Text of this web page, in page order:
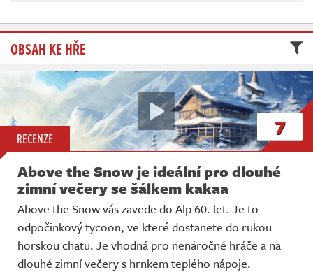
OBSAH KE HŘE
RECENZE 7
Above the Snow je ideální pro dlouhé
zimní večery se šálkem kakaa
Above the Snow vás zavede do Alp 60. let. Je to
odpočinkový tycoon, ve které dostanete do rukou
horskou chatu. Je vhodná pro nenáročné hráče a na
dlouhé zimní večery s hrnkem teplého nápoje.